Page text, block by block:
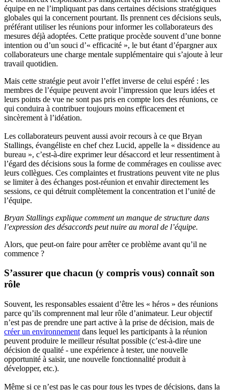
équipe en ne l’impliquant pas dans certaines décisions stratégiques
globales qui la concernent pourtant. Ils prennent ces décisions seuls,
préférant utiliser les réunions pour informer les collaborateurs des
mesures déjà adoptées. Cette pratique procède souvent d’une bonne
intention ou d’un souci d’« efficacité », le but étant d’épargner aux
collaborateurs une charge mentale supplémentaire qui s’ajoute à leur
travail quotidien.
Mais cette stratégie peut avoir l’effet inverse de celui espéré : les
membres de l’équipe peuvent avoir l’impression que leurs idées et
leurs points de vue ne sont pas pris en compte lors des réunions, ce
qui conduira à contribuer toujours moins efficacement et
sincèrement à l’idéation.
Les collaborateurs peuvent aussi avoir recours à ce que Bryan
Stallings, évangéliste en chef chez Lucid, appelle la « dissidence au
bureau », c’est-à-dire exprimer leur désaccord et leur ressentiment à
l’égard des décisions sous la forme de commérages en coulisse avec
leurs collègues. Ces complaintes et frustrations peuvent vite ne plus
se limiter à des échanges post-réunion et envahir directement les
sessions, ce qui détruit complètement la concentration et l’unité de
l’équipe.
Bryan Stallings explique comment un manque de structure dans
l’expression des désaccords peut nuire au moral de l’équipe.
Alors, que peut-on faire pour arrêter ce problème avant qu’il ne
commence ?
S’assurer que chacun (y compris vous) connaît son
rôle
Souvent, les responsables essaient d’être les « héros » des réunions
parce qu’ils comprennent mal leur rôle d’animateur. Leur objectif
n’est pas de prendre une part active à la prise de décision, mais de
créer un environnement dans lequel les participants à la réunion
peuvent produire le meilleur résultat possible (c’est-à-dire une
décision de qualité - une expérience à tester, une nouvelle
opportunité à saisir, une nouvelle fonctionnalité produit à
développer, etc.).
Même si ce n’est pas le cas pourtous les types de décisions, dans la